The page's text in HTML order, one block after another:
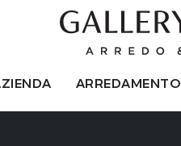
ARREDAMENTO